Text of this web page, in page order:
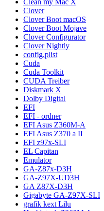
Clover
Clover Boot macOS
Clover Boot Mojave
Clover Configurator
Clover Nightly
config.plist
Cuda
Cuda Toolkit
CUDA Treiber
Diskmark X
Dolby Digital
EFI
EFI - ordner
EFI Asus Z360M-A
EFI Asus Z370 a II
EFI z97x-SLI
EL Capitan
Emulator
GA-Z87x-D3H
GA-Z97X-UD3H
GA Z87X-D3H
Gigabyte GA-Z97X-SLI
grafik kext Lilu